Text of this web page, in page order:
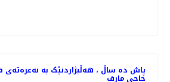
پاش دە ساڵ ، هەڵبژاردنێک بە
حاجی مارف